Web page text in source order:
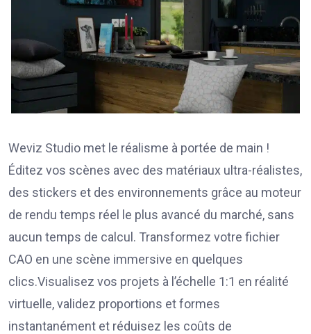
Weviz Studio met le réalisme à portée de main !
Éditez vos scènes avec des matériaux ultra-réalistes,
des stickers et des environnements grâce au moteur
de rendu temps réel le plus avancé du marché, sans
aucun temps de calcul. Transformez votre fichier
CAO en une scène immersive en quelques
clics.Visualisez vos projets à l’échelle 1:1 en réalité
virtuelle, validez proportions et formes
instantanément et réduisez les coûts de